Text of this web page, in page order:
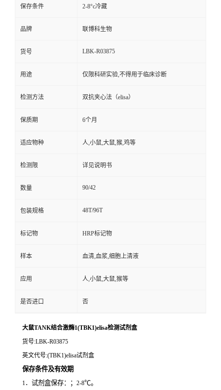
保存条件 2-8°c冷藏
品牌 联博科生物
货号 LBK-R03875
用途 仅限科研实验,不得用于临床诊断
检测方法 双抗夹心法（elisa）
保质期 6个月
适应物种 人,小鼠,大鼠,猴,鸡等
检测限 详见说明书
数量 90/42
包装规格 48T/96T
标记物 HRP标记物
样本 血清,血浆,细胞上清液
应用 人,小鼠,大鼠,猴等
是否进口 否
大鼠TANK结合激酶1(TBK1)elisa检测试剂盒
货号:LBK-R03875
英文代号:(TBK1)elisa试剂盒
保存条件及有效期
1．试剂盒保存：； 2-8℃。